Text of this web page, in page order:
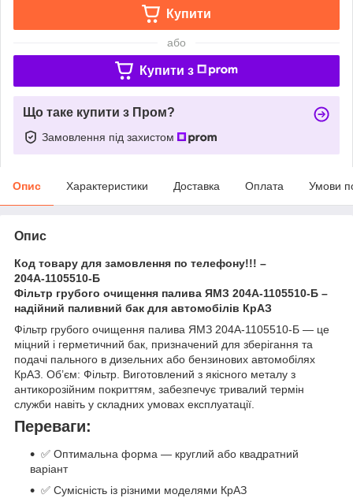
Купити
або
Купити з
Що таке купити з Пром?
Замовлення під захистом
Опис Характеристики Доставка Оплата Умови
Опис
Код товару для замовлення по телефону!!! –
204А-1105510-Б
Фільтр грубого очищення палива ЯМЗ 204А-1105510-Б –
надійний паливний бак для автомобілів КрАЗ
Фільтр грубого очищення палива ЯМЗ 204А-1105510-Б — це
міцний і герметичний бак, призначений для зберігання та
подачі пального в дизельних або бензинових автомобілях
КрАЗ. Об’єм: Фільтр. Виготовлений з якісного металу з
антикорозійним покриттям, забезпечує тривалий термін
служби навіть у складних умовах експлуатації.
Переваги:
✅ Оптимальна форма — круглий або квадратний
варіант
✅ Сумісність із різними моделями КрАЗ